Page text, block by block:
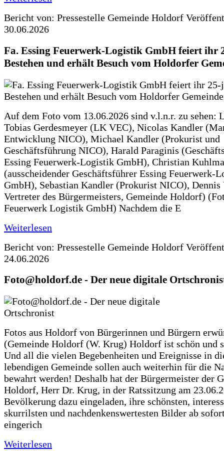
Bericht von: Pressestelle Gemeinde Holdorf
30.06.2026
Fa. Essing Feuerwerk-Logistik GmbH feiert ihr
Bestehen und erhält Besuch vom Holdorfer
Auf dem Foto vom 13.06.2026 sind v.l.n.r. zu sehen:
Tobias Gerdesmeyer (LK VEC), Nicolas Kandler
Entwicklung NICO), Michael Kandler (Prokurist und
Geschäftsführung NICO), Harald Paraginis
Essing Feuerwerk-Logistik GmbH), Christian
(ausscheidender Geschäftsführer Essing Feuerwerk-
GmbH), Sebastian Kandler (Prokurist NICO),
Vertreter des Bürgermeisters, Gemeinde Holdorf)
Feuerwerk Logistik GmbH) Nachdem die E
Weiterlesen
Bericht von: Pressestelle Gemeinde Holdorf
24.06.2026
Foto@holdorf.de - Der neue digitale
Fotos aus Holdorf von Bürgerinnen und Bürgern
(Gemeinde Holdorf (W. Krug) Holdorf ist schön und
Und all die vielen Begebenheiten und Ereignisse in
lebendigen Gemeinde sollen auch weiterhin für die
bewahrt werden! Deshalb hat der Bürgermeister der
Holdorf, Herr Dr. Krug, in der Ratssitzung am
Bevölkerung dazu eingeladen, ihre schönsten,
skurrilsten und nachdenkenswertesten Bilder ab
eingerich
Weiterlesen